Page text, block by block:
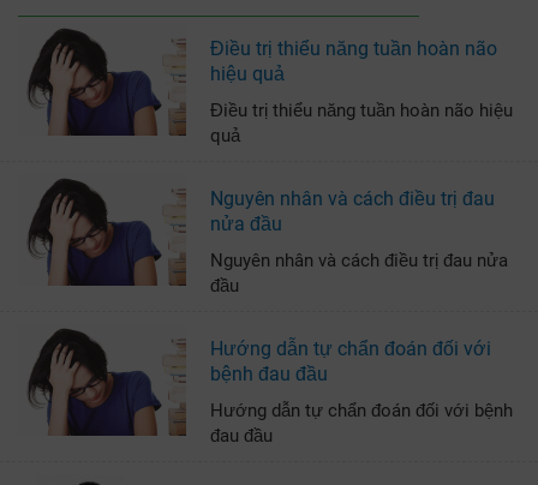
Điều trị thiểu năng tuần hoàn não
hiệu quả
Điều trị thiểu năng tuần hoàn não hiệu
quả
Nguyên nhân và cách điều trị đau
nửa đầu
Nguyên nhân và cách điều trị đau nửa
đầu
Hướng dẫn tự chẩn đoán đối với
bệnh đau đầu
Hướng dẫn tự chẩn đoán đối với bệnh
đau đầu